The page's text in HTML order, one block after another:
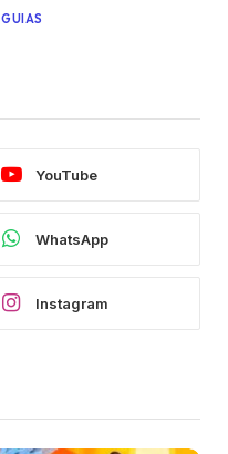
GUIAS
YouTube
WhatsApp
Instagram